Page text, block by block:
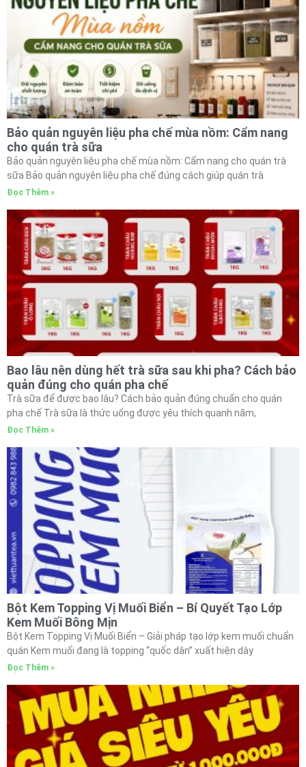
Bảo quản nguyên liệu pha chế mùa nồm: Cẩm nang
cho quán trà sữa
Bảo quản nguyên liệu pha chế mùa nồm: Cẩm nang cho quán trà
sữa Bảo quản nguyên liệu pha chế đúng cách giúp quán trà
Đọc Thêm »
Bao lâu nên dùng hết trà sữa sau khi pha? Cách bảo
quản đúng cho quán pha chế
Trà sữa để được bao lâu? Cách bảo quản đúng chuẩn cho quán
pha chế Trà sữa là thức uống được yêu thích quanh năm,
Đọc Thêm »
Bột Kem Topping Vị Muối Biển – Bí Quyết Tạo Lớp
Kem Muối Bông Mịn
Bột Kem Topping Vị Muối Biển – Giải pháp tạo lớp kem muối chuẩn
quán Kem muối đang là topping “quốc dân” xuất hiện dày
Đọc Thêm »